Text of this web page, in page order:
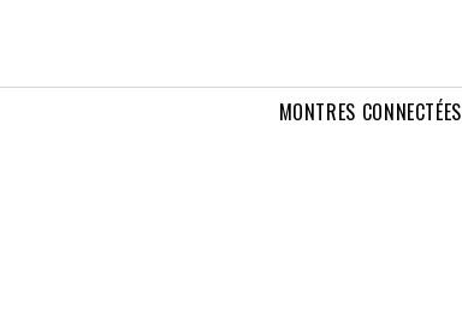
MONTRES CONNECTÉES